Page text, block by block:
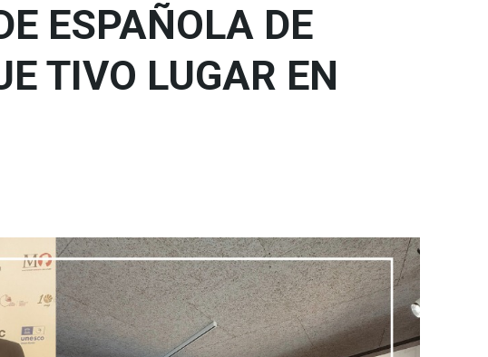
ESPAÑOLA DE
TIVO LUGAR EN